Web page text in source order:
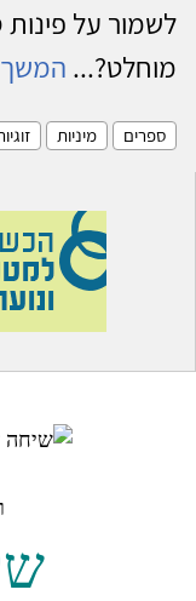
לשמור על פינות
מוחלט?... המשך
ספרים מיניות